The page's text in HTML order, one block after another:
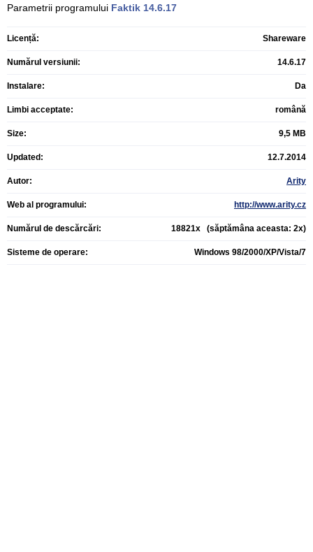
Parametrii programului Faktik 14.6.17
Licență: Shareware
Numărul versiunii: 14.6.17
Instalare: Da
Limbi acceptate: română
Size: 9,5 MB
Updated: 12.7.2014
Autor: Arity
Web al programului: http://www.arity.cz
Numărul de descărcări: 18821x (săptămâna aceasta: 2x)
Sisteme de operare: Windows 98/2000/XP/Vista/7